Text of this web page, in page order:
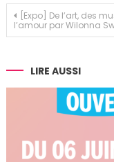
de
l’article
[Expo] De l’art, des
l’amour par Wilonna
LIRE AUSSI